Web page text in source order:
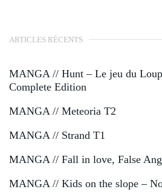
ARTICLES RÉCENTS
MANGA // Hunt – Le jeu du
Complete Edition
MANGA // Meteoria T2
MANGA // Strand T1
MANGA // Fall in love, False
MANGA // Kids on the slope –